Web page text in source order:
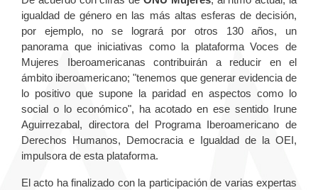
igualdad de género en las más altas esferas de decisión,
por ejemplo, no se logrará por otros 130 años, un
panorama que iniciativas como la plataforma Voces de
Mujeres Iberoamericanas contribuirán a reducir en el
ámbito iberoamericano; "tenemos que generar evidencia de
lo positivo que supone la paridad en aspectos como lo
social o lo económico", ha acotado en ese sentido Irune
Aguirrezabal, directora del Programa Iberoamericano de
Derechos Humanos, Democracia e Igualdad de la OEI,
impulsora de esta plataforma.
El acto ha finalizado con la participación de varias expertas